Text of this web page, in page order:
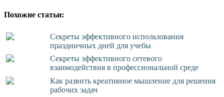
Похожие статьи:
Секреты эффективного использования
праздничных дней для учебы
Секреты эффективного сетевого
взаимодействия в профессиональной среде
Как развить креативное мышление для решения
рабочих задач